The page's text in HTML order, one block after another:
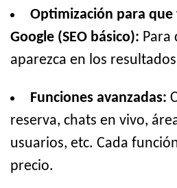
Optimización para
Google (SEO básico): Para
aparezca en los
Funciones avanzadas:
reserva, chats en vivo,
usuarios, etc. Cada
precio.